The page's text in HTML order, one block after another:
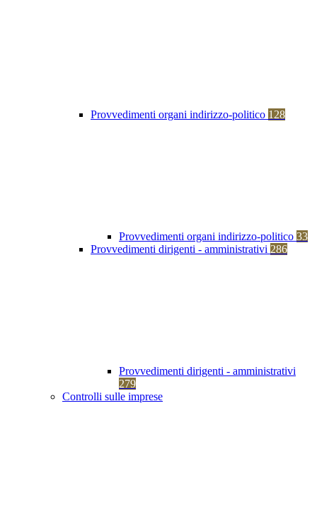
Provvedimenti organi indirizzo-politico 128
Provvedimenti organi indirizzo-politico 33
Provvedimenti dirigenti - amministrativi 286
Provvedimenti dirigenti - amministrativi
279
Controlli sulle imprese